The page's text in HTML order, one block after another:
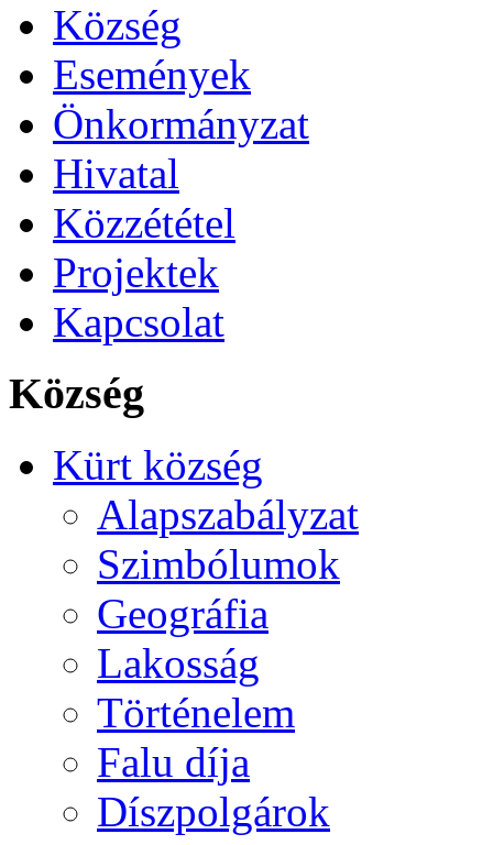
Község
Események
Önkormányzat
Hivatal
Közzététel
Projektek
Kapcsolat
Község
Kürt község
Alapszabályzat
Szimbólumok
Geográfia
Lakosság
Történelem
Falu díja
Díszpolgárok